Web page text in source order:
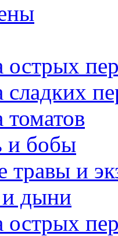
острых
и бобы
и
дыни
острых